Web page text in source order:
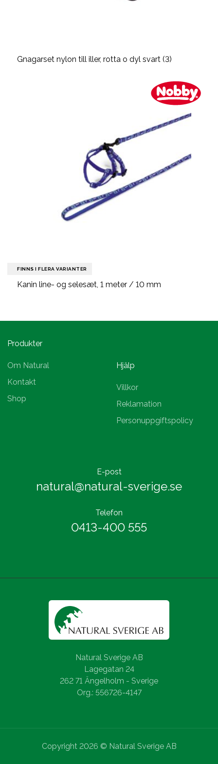
Gnagarset nylon till iller, rotta o dyl svart (3)
FINNS I FLERA VARIANTER
Kanin line- og selesæt, 1 meter / 10 mm
Produkter
Om Natural
Kontakt
Shop
Hjälp
Villkor
Reklamation
Personuppgiftspolicy
E-post
natural@natural-sverige.se
Telefon
0413-400 555
Natural Sverige AB
Lagegatan 24
262 71 Ängelholm - Sverige
Org.: 556726-4147
Copyright 2026 © Natural Sverige AB